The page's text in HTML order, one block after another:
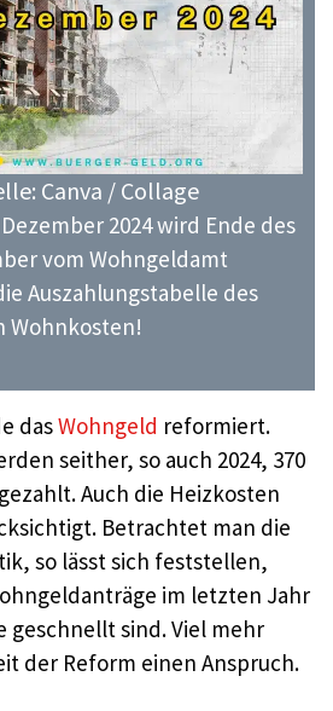
Canva / Collage
2024 wird Ende des
vom Wohngeldamt
Auszahlungstabelle des
Wohnkosten!
dasWohngeld reformiert.
seither, so auch 2024, 370
Auch die Heizkosten
Betrachtet man die
so lässt sich feststellen,
im letzten Jahr
geschnellt sind. Viel mehr
der Reform einen Anspruch.